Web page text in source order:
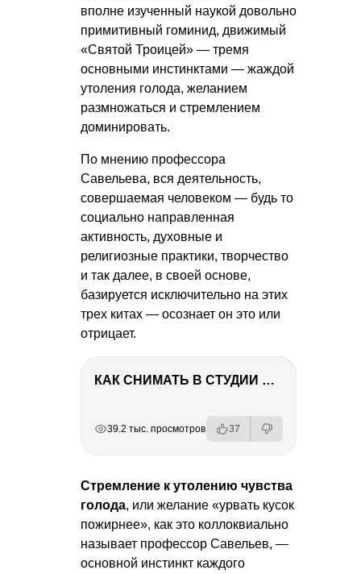
вполне изученный наукой довольно
примитивный гоминид, движимый
«Святой Троицей» — тремя
основными инстинктами — жаждой
утоления голода, желанием
размножаться и стремлением
доминировать.
По мнению профессора
Савельева, вся деятельность,
совершаемая человеком — будь то
социально направленная
активность, духовные и
религиозные практики, творчество
и так далее, в своей основе,
базируется исключительно на этих
трех китах — осознает он это или
отрицает.
КАК СНИМАТЬ В СТУДИИ СО ВСПЫШКАМИ
39.2 тыс. просмотров 37
Стремление к утолению чувства
голода, или желание «урвать кусок
пожирнее», как это коллоквиально
называет профессор Савельев, —
основной инстинкт каждого